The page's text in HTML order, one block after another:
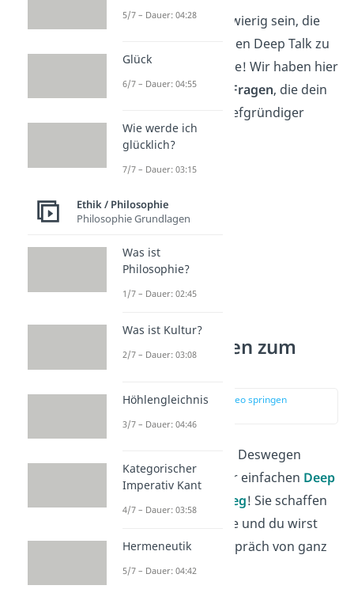
Manchmal kann es schwierig sein, die
richtigen Fragen für einen Deep Talk zu
finden. Aber keine Sorge! Wir haben hier
für dich 100 Deep Talk Fragen, die dein
Gespräch um einiges tiefgründiger
machen.
Deep Talk Fragen zum
Einstieg
zur Stelle im Video springen
Aller Anfang ist schwer. Deswegen
starte doch mit ein paar einfachen Deep
Talk Fragen zum Einstieg! Sie schaffen
die richtige Atmosphäre und du wirst
sehen, wie sich das Gespräch von ganz
allein entwickelt.
5/7 – Dauer: 04:28
Glück
6/7 – Dauer: 04:55
Wie werde ich
glücklich?
7/7 – Dauer: 03:15
Ethik / Philosophie
Philosophie Grundlagen
Was ist
Philosophie?
1/7 – Dauer: 02:45
Was ist Kultur?
2/7 – Dauer: 03:08
Höhlengleichnis
3/7 – Dauer: 04:46
Kategorischer
Imperativ Kant
4/7 – Dauer: 03:58
Hermeneutik
5/7 – Dauer: 04:42